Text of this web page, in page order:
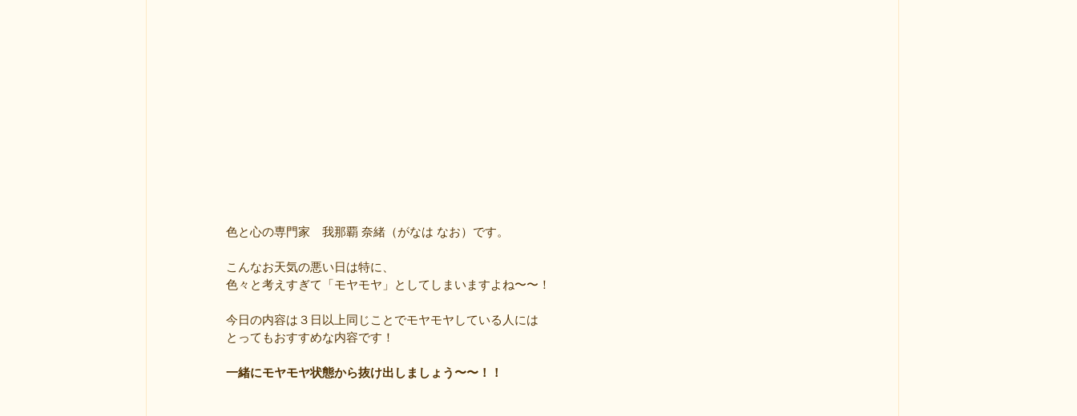
色と心の専門家　我那覇 奈緒（がなは なお）です。
こんなお天気の悪い日は特に、
色々と考えすぎて「モヤモヤ」としてしまいますよね〜〜！
今日の内容は３日以上同じことでモヤモヤしている人には
とってもおすすめな内容です！
一緒にモヤモヤ状態から抜け出しましょう〜〜！！